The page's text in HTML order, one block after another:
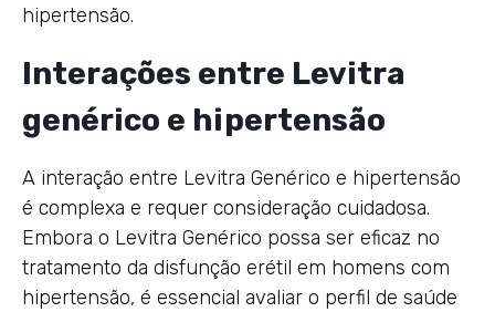
hipertensão.
Interações entre Levitra
genérico e hipertensão
A interação entre Levitra Genérico e hipertensão
é complexa e requer consideração cuidadosa.
Embora o Levitra Genérico possa ser eficaz no
tratamento da disfunção erétil em homens com
hipertensão, é essencial avaliar o perfil de saúde